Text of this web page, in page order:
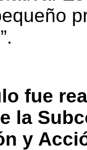
fue
la
y